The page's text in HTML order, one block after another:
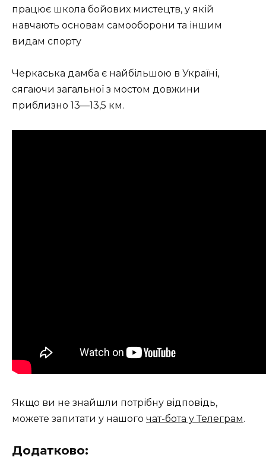
працює школа бойових мистецтв, у якій
навчають основам самооборони та іншим
видам спорту
Черкаська дамба є найбільшою в Україні,
сягаючи загальної з мостом довжини
приблизно 13—13,5 км.
Якщо ви не знайшли потрібну відповідь,
можете запитати у нашого чат-бота у Телеграм.
Додатково: